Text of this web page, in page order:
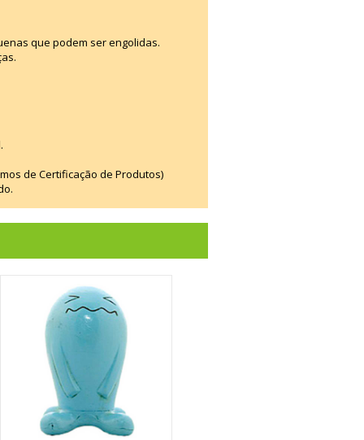
que podem ser engolidas.
de Certificação de Produtos)